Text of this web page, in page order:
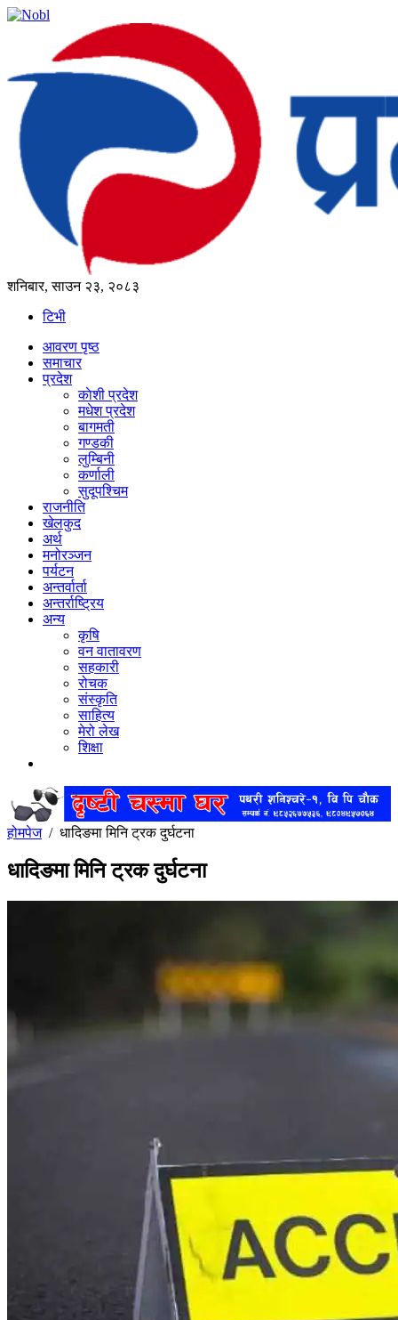
शनिबार, साउन २३, २०८३
टिभी
आवरण पृष्‍ठ
समाचार
प्रदेश
काेशी प्रदेश
मधेश प्रदेश
बागमती
गण्डकी
लुम्बिनी
कर्णाली
सुदूपश्‍चिम
राजनीति
खेलकुद
अर्थ
मनोरञ्‍जन
पर्यटन
अन्तर्वार्ता
अन्तर्राष्‍ट्रिय
अन्य
कृषि
वन वातावरण
सहकारी
रोचक
संस्कृति
साहित्य
मेरो लेख
शिक्षा
होमपेज/ धादिङमा मिनि ट्रक दुर्घटना
धादिङमा मिनि ट्रक दुर्घटना